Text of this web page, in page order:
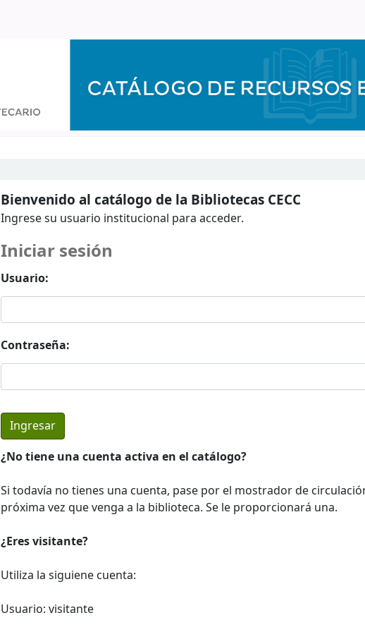
Bienvenido al catálogo de la Bibliotecas CECC
Ingrese su usuario institucional para acceder.
Iniciar sesión
Usuario:
Contraseña:
¿No tiene una cuenta activa en el catálogo?
Si todavía no tienes una cuenta, pase por el mostrador de
próxima vez que venga a la biblioteca. Se le proporcionará una.
¿Eres visitante?
Utiliza la siguiene cuenta:
Usuario: visitante